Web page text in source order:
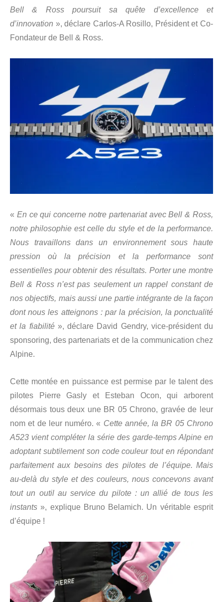
Bell & Ross poursuit sa quête d’excellence et
d’innovation », déclare Carlos-A Rosillo, Président et Co-
Fondateur de Bell & Ross.
« En ce qui concerne notre partenariat avec Bell & Ross,
notre philosophie est celle du style et de la performance.
Nous travaillons dans un environnement sous haute
pression où la précision et la performance sont
essentielles pour obtenir des résultats. Porter une montre
Bell & Ross n’est pas seulement un rappel constant de
nos objectifs, mais aussi une partie intégrante de la façon
dont nous les atteignons : par la précision, la ponctualité
et la fiabilité», déclare David Gendry, vice-président du
sponsoring, des partenariats et de la communication chez
Alpine.
Cette montée en puissance est permise par le talent des
pilotes Pierre Gasly et Esteban Ocon, qui arborent
désormais tous deux une BR 05 Chrono, gravée de leur
nom et de leur numéro. « Cette année, la BR 05 Chrono
A523 vient compléter la série des garde-temps Alpine en
adoptant subtilement son code couleur tout en répondant
parfaitement aux besoins des pilotes de l’équipe. Mais
au-delà du style et des couleurs, nous concevons avant
tout un outil au service du pilote : un allié de tous les
instants », explique Bruno Belamich. Un véritable esprit
d’équipe !